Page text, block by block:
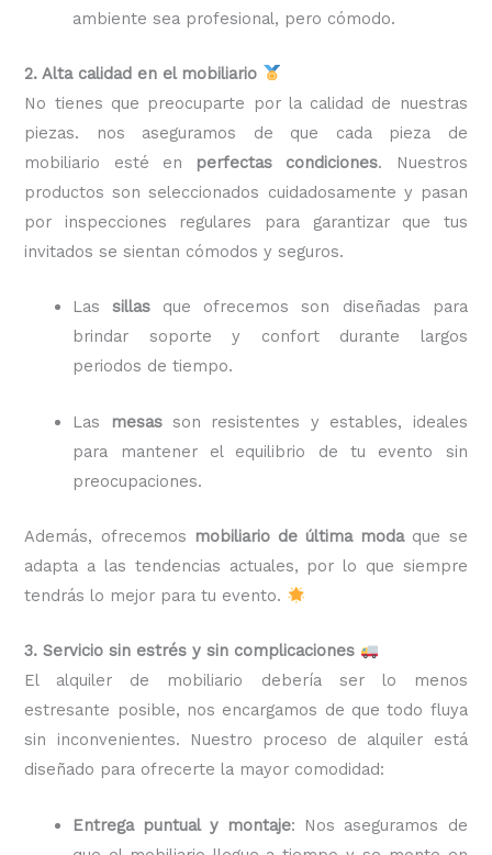
ambiente sea profesional, pero cómodo.
2. Alta calidad en el mobiliario
No tienes que preocuparte por la calidad de nuestras
piezas. nos aseguramos de que cada pieza de
mobiliario esté en
perfectas condiciones. Nuestros
productos son seleccionados cuidadosamente y pasan
por inspecciones regulares para garantizar que tus
invitados se sientan cómodos y seguros.
Lassillas que ofrecemos son diseñadas para
brindar soporte y confort durante largos
periodos de tiempo.
Las mesasson resistentes y estables, ideales
para mantener el equilibrio de tu evento sin
preocupaciones.
Además, ofrecemos mobiliario de última modaque se
adapta a las tendencias actuales, por lo que siempre
tendrás lo mejor para tu evento.
3. Servicio sin estrés y sin complicaciones
El alquiler de mobiliario debería ser lo menos
estresante posible, nos encargamos de que todo fluya
sin inconvenientes. Nuestro proceso de alquiler está
diseñado para ofrecerte la mayor comodidad:
Entrega puntual y montaje: Nos aseguramos de